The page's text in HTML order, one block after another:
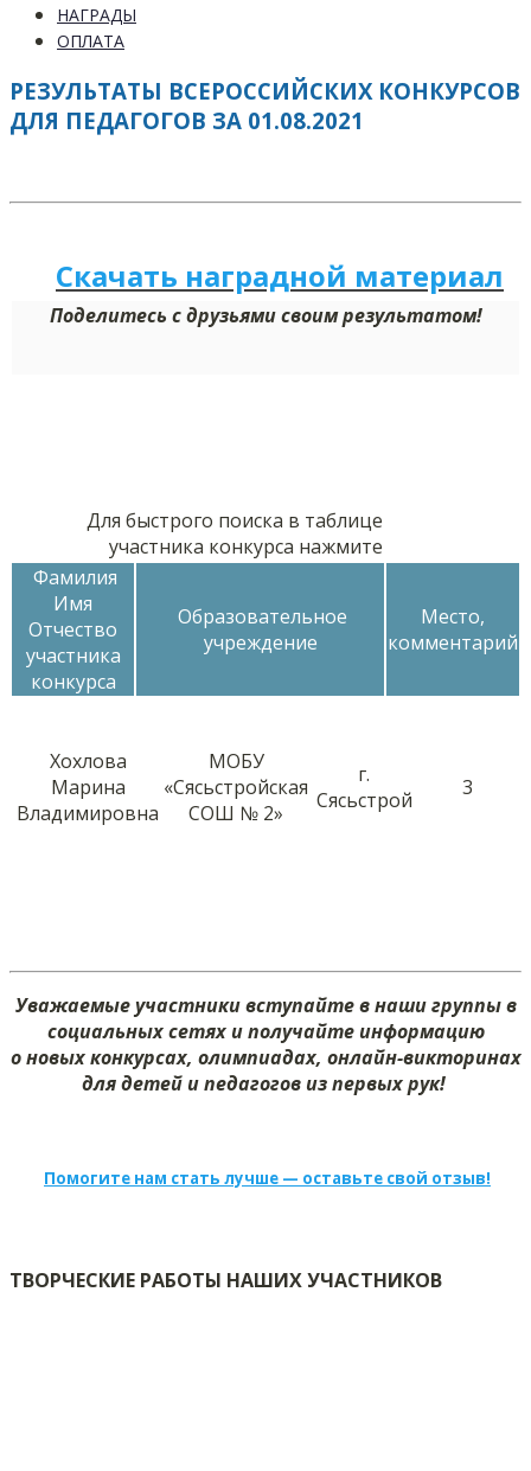
НАГРАДЫ
ОПЛАТА
РЕЗУЛЬТАТЫ ВСЕРОССИЙСКИХ КОНКУРСОВ
ДЛЯ ПЕДАГОГОВ ЗА 01.08.2021
Скачать наградной материал
Поделитесь с друзьями своим результатом!
Для быстрого поиска в таблице
участника конкурса нажмите
Фамилия
Имя
Отчество
участника
конкурса
Образовательное
учреждение
Место,
комментарий
Хохлова
Марина
Владимировна
МОБУ
«Сясьстройская
СОШ № 2»
г.
Сясьстрой
3
Уважаемые участники вступайте в наши группы в
социальных сетях и получайте информацию
о новых конкурсах, олимпиадах, онлайн-викторинах
для детей и педагогов из первых рук!
Помогите нам стать лучше — оставьте свой отзыв!
ТВОРЧЕСКИЕ РАБОТЫ НАШИХ УЧАСТНИКОВ